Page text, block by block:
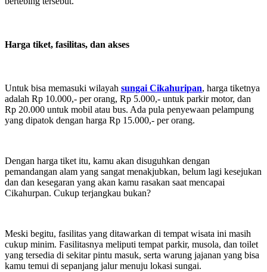
Harga tiket, fasilitas, dan akses
Untuk bisa memasuki wilayah sungai Cikahuripan, harga tiketnya
adalah Rp 10.000,- per orang, Rp 5.000,- untuk parkir motor, dan
Rp 20.000 untuk mobil atau bus. Ada pula penyewaan pelampung
yang dipatok dengan harga Rp 15.000,- per orang.
Dengan harga tiket itu, kamu akan disuguhkan dengan
pemandangan alam yang sangat menakjubkan, belum lagi kesejukan
dan dan kesegaran yang akan kamu rasakan saat mencapai
Cikahurpan. Cukup terjangkau bukan?
Meski begitu, fasilitas yang ditawarkan di tempat wisata ini masih
cukup minim. Fasilitasnya meliputi tempat parkir, musola, dan toilet
yang tersedia di sekitar pintu masuk, serta warung jajanan yang bisa
kamu temui di sepanjang jalur menuju lokasi sungai.